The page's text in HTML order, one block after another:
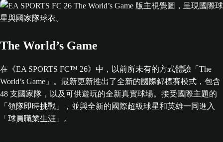
The World’s Game
在《EA SPORTS FC™ 26》中，以前所未有的方式體驗「The
World’s Game」。最新更新推出了全新的國際錦標賽模式，包含
48 支國家隊，以及可供遊玩的全新真實球場。接受國際主題的
「領隊即時挑戰」，並與全新的國際超級球星和英雄一同進入
「球員職業生涯」。